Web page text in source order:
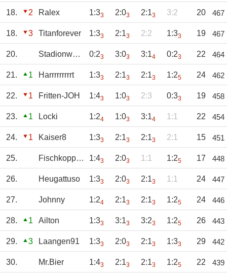
18. 2 Ralex 1:33 2:03 2:13 3:2 20 467
18. 3 Titanforever 1:33 2:13 2:2 1:33 19 467
20. Stadionwurst 0:23 3:03 3:14 0:23 22 464
21. 1 Harrrrrrrrrt 1:33 2:13 2:13 1:25 24 462
22. 1 Fritten-JOH 1:43 1:03 2:3 0:33 19 458
23. 1 Locki 1:24 1:03 3:14 1:1 22 454
24. 1 Kaiser8 1:33 2:13 2:13 2:1 15 451
25. Fischkopp81 1:43 2:03 1:1 1:25 17 448
26. Heugattuso 1:33 2:03 2:13 1:1 24 447
27. Johnny 1:24 2:13 2:13 1:25 24 446
28. 1 Ailton 1:33 3:13 3:23 1:25 26 443
29. 3 Laangen91 1:33 2:03 2:13 1:33 29 442
30. Mr.Bier 1:43 2:13 2:13 1:25 22 439